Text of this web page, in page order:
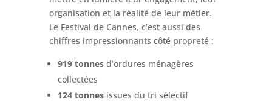
organisation et la réalité de leur métier.
Le Festival de Cannes, c’est aussi des
chiffres impressionnants côté propreté :
919 tonnesd’ordures ménagères
collectées
124 tonnesissues du tri sélectif